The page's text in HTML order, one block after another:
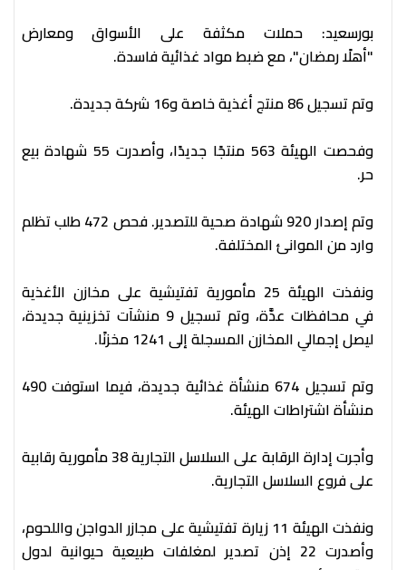
بورسعيد: حملات مكثفة على الأسواق ومعارض
"أهلًا رمضان"، مع ضبط مواد غذائية فاسدة.
​​​​​​وتم تسجيل 86 منتج أغذية خاصة و16 شركة جديدة.
وفحصت الهيئة 563 منتجًا جديدًا، وأصدرت 55 شهادة بيع
حر.
وتم إصدار 920 شهادة صحية للتصدير. فحص 472 طلب تظلم
وارد من الموانئ المختلفة.
ونفذت الهيئة 25 مأمورية تفتيشية على مخازن الأغذية
في محافظات عدَّة، وتم تسجيل 9 منشآت تخزينية جديدة،
ليصل إجمالي المخازن المسجلة إلى 1241 مخزنًا.
وتم تسجيل 674 منشأة غذائية جديدة، فيما استوفت 490
منشأة اشتراطات الهيئة.
وأجرت إدارة الرقابة على السلاسل التجارية 38 مأمورية رقابية
على فروع السلاسل التجارية.
​​​​​​ونفذت الهيئة 11 زيارة تفتيشية على مجازر الدواجن واللحوم،
وأصدرت 22 إذن تصدير لمغلفات طبيعية حيوانية لدول